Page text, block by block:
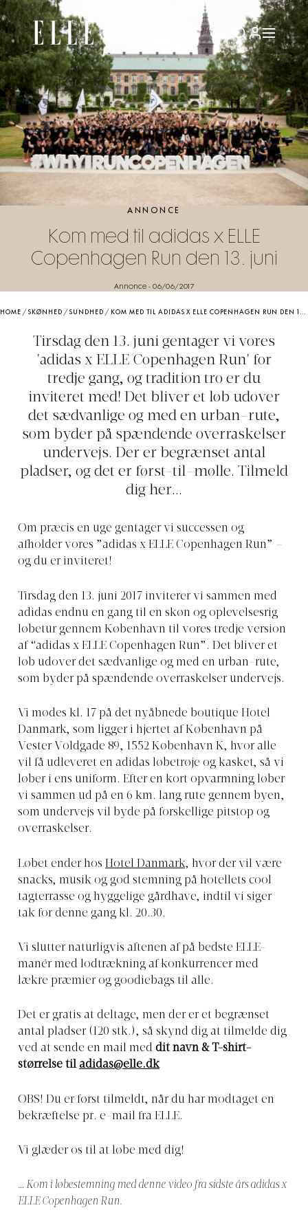
ANNONCE
Kom med til adidas x ELLE
Copenhagen Run den 13. juni
Annonce- 06/06/2017
HOME /SKØNHED /SUNDHED / KOM MED TIL ADIDAS X ELLE COPENHAGEN RUN DEN 13. JUNI
Tirsdag den 13. juni gentager vi vores
'adidas x ELLE Copenhagen Run' for
tredje gang, og tradition tro er du
inviteret med! Det bliver et løb udover
det sædvanlige og med en urban-rute,
som byder på spændende overraskelser
undervejs. Der er begrænset antal
pladser, og det er først-til-mølle. Tilmeld
dig her...
Om præcis en uge gentager vi successen og
afholder vores ”adidas x ELLE Copenhagen Run” –
og du er inviteret!
Tirsdag den 13. juni 2017 inviterer vi sammen med
adidas endnu en gang til en skøn og oplevelsesrig
løbetur gennem København til vores tredje version
af “adidas x ELLE Copenhagen Run”. Det bliver et
løb udover det sædvanlige og med en urban-rute,
som byder på spændende overraskelser undervejs.
Vi mødes kl. 17 på det nyåbnede boutique Hotel
Danmark, som ligger i hjertet af København på
Vester Voldgade 89, 1552 København K, hvor alle
vil få udleveret en adidas løbetrøje og kasket, så vi
løber i ens uniform. Efter en kort opvarmning løber
vi sammen ud på en 6 km. lang rute gennem byen,
som undervejs vil byde på forskellige pitstop og
overraskelser.
Løbet ender hos Hotel Danmark, hvor der vil være
snacks, musik og god stemning på hotellets cool
tagterrasse og hyggelige gårdhave, indtil vi siger
tak for denne gang kl. 20.30.
Vi slutter naturligvis aftenen af på bedste ELLE-
manér med lodtrækning af konkurrencer med
lækre præmier og goodiebags til alle.
Det er gratis at deltage, men der er et begrænset
antal pladser (120 stk.), så skynd dig at tilmelde dig
ved at sende en mail med dit navn & T-shirt-
størrelse til adidas@elle.dk
OBS! Du er først tilmeldt, når du har modtaget en
bekræftelse pr. e-mail fra ELLE.
Vi glæder os til at løbe med dig!
… Kom i løbestemning med denne video fra sidste års adidas x
ELLE Copenhagen Run.